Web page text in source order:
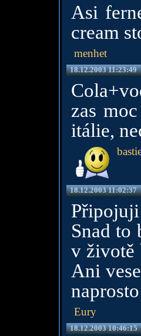
Asi
cream
menhet
18.12.2003 11:23:49
zas
itálie,
18.12.2003 11:02:37
Snad to
v životě
Ani
Eury
18.12.2003 10:46:15